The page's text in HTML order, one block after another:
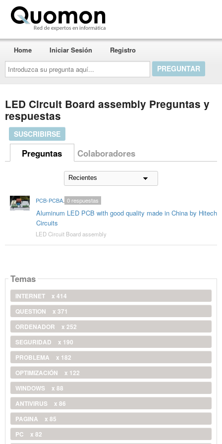
Introduzca
su
pregunta
aquí...
Home Iniciar Sesión Registro
LED Circuit Board assembly Preguntas y
respuestas
SUSCRIBIRSE
Preguntas Colaboradores
PCB-PCBA-HitechRoger
Aluminum LED PCB with good quality made in China by Hitech
Circuits
0respuestas
LED Circuit Board assembly
Temas
INTERNET
x 414
QUESTION
x 371
ORDENADOR
x 252
SEGURIDAD
x 190
PROBLEMA
x 182
OPTIMIZACIÓN
x 122
WINDOWS
x 88
ANTIVIRUS
x 86
PAGINA
x 85
PC
x 82